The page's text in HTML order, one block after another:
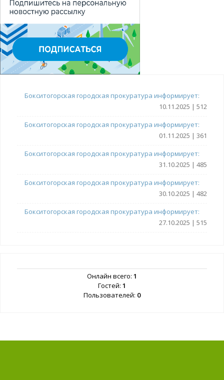
Бокситогорская городская прокуратура информирует:
10.11.2025 | 512
Бокситогорская городская прокуратура информирует:
01.11.2025 | 361
Бокситогорская городская прокуратура информирует:
31.10.2025 | 485
Бокситогорская городская прокуратура информирует:
30.10.2025 | 482
Бокситогорская городская прокуратура информирует:
27.10.2025 | 515
Онлайн всего: 1
Гостей: 1
Пользователей: 0